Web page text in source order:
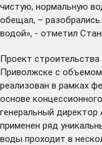
чистую, нормальную
обещал, –
водой», - отметил
Проект
Приволжске с объемом
реализован в рамках
основе
генеральный
применен ряд
воды проходит в